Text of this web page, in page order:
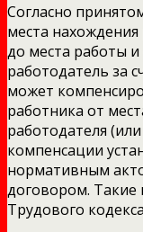
Согласно
места нахождения
до места работы
работодатель за
может
работника от
работодателя
компенсации
нормативным
договором. Такие
Трудового